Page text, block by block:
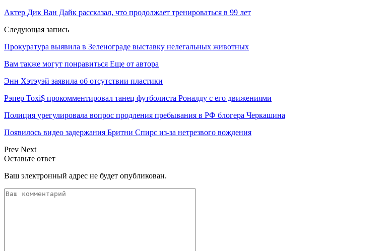
Актер Дик Ван Дайк рассказал, что продолжает тренироваться в 99 лет
Следующая запись
Прокуратура выявила в Зеленограде выставку нелегальных животных
Вам также могут понравиться Еще от автора
Энн Хэтэуэй заявила об отсутствии пластики
Рэпер Toxi$ прокомментировал танец футболиста Роналду с его движениями
Полиция урегулировала вопрос продления пребывания в РФ блогера Черкашина
Появилось видео задержания Бритни Спирс из-за нетрезвого вождения
Prev Next
Оставьте ответ
Ваш электронный адрес не будет опубликован.